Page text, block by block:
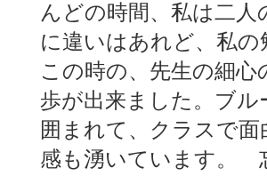
んどの時間、私は二
に違いはあれど、私
この時の、先生の細
歩が出来ました。ブ
囲まれて、クラスで
感も湧いています。